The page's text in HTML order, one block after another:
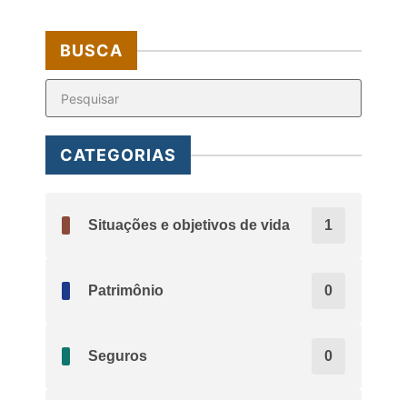
BUSCA
CATEGORIAS
Situações e objetivos de vida 1
Patrimônio 0
Seguros 0